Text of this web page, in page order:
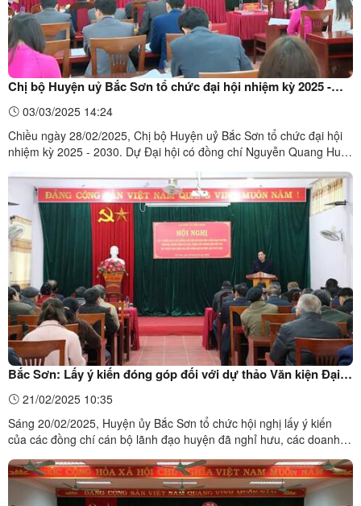
Chị bộ Huyện uỷ Bắc Sơn tổ chức đại hội nhiệm kỳ 2025 -
203003/03/2025 14:24
Chiều ngày 28/02/2025, Chị bộ Huyện uỷ Bắc Sơn tổ chức đại hội
nhiệm kỳ 2025 - 2030. Dự Đại hội có đồng chí Nguyễn Quang Huy,
Hoàng Văn Hồng, Phó Bí thư Thường trực, Chủ tịch HĐND huyện
cùng toàn thể các đảng viên trong chi bộ.Đồng chí ...
Bắc Sơn: Lấy ý kiến đóng góp đối với dự thảo Văn kiện Đại
hội Đảng bộ huyện lần thứ XXIII
21/02/2025 10:35
Sáng 20/02/2025, Huyện ủy Bắc Sơn tổ chức hội nghị lấy ý kiến
của các đồng chí cán bộ lãnh đạo huyện đã nghỉ hưu, các doanh
Đảng bộ huyện lần thứ XXIII, nhiệm kỳ 2025 - 2030.Quang cảnh
hội nghịĐảng bộ huyện Bắc Sơn được Ban Thường vụ ...